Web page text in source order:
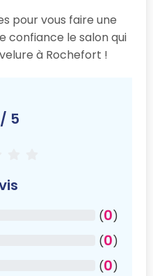
pour vous faire une
confiance le salon qui
à Rochefort !
/ 5
(0)
(0)
(0)